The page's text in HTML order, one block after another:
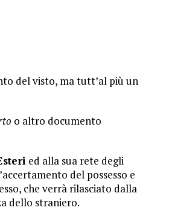
del visto, ma tutt’al più un
o altro documento
ed alla sua rete degli
del possesso e
che verrà rilasciato dalla
dello straniero.